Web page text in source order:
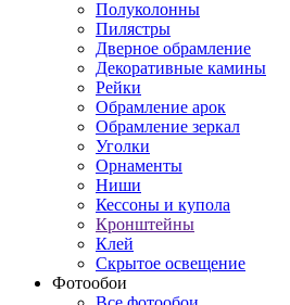
Полуколонны
Пилястры
Дверное обрамление
Декоративные камины
Рейки
Обрамление арок
Обрамление зеркал
Уголки
Орнаменты
Ниши
Кессоны и купола
Кронштейны
Клей
Скрытое освещение
Фотообои